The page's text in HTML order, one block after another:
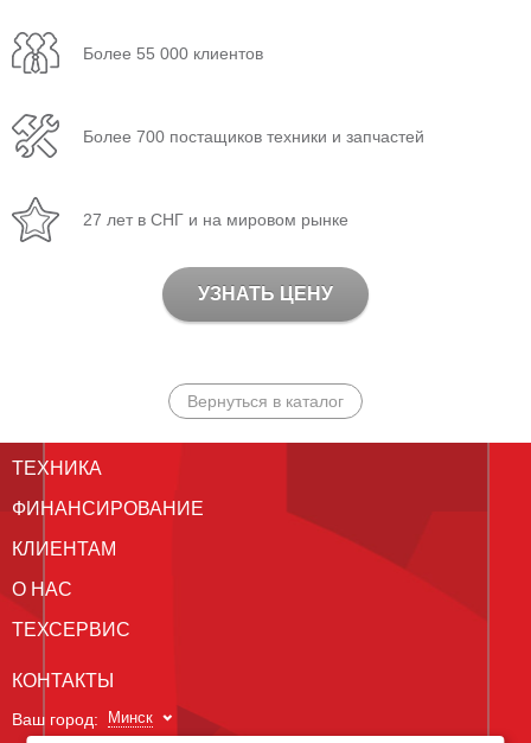
Более 55 000 клиентов
Более 700 постащиков техники и запчастей
27 лет в СНГ и на мировом рынке
УЗНАТЬ ЦЕНУ
Вернуться в каталог
ТЕХНИКА
ФИНАНСИРОВАНИЕ
КЛИЕНТАМ
О НАС
ТЕХСЕРВИС
КОНТАКТЫ
Ваш город: Минск